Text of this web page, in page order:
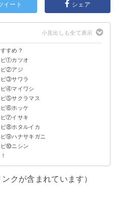
イート シェア
すめ？
ピ①カツオ
チョ
ピ②アジ
テー
ピ③サワラ
テー
ピ④マイワシ
⑤サクラマス
ル
ピ⑥ホッケ
ピ⑦イサキ
ピ⑧ホタルイカ
みご飯
⑨ハナサキガニ
プご飯
ピ⑩ニシン
包み焼き
クが含まれています）